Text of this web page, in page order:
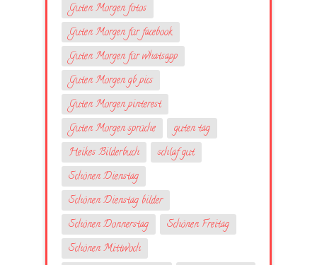
Guten Morgen fotos
Guten Morgen für facebook
Guten Morgen für whatsapp
Guten Morgen gb pics
Guten Morgen pinterest
Guten Morgen sprüche
guten tag
Heikes Bilderbuch
schlaf gut
Schönen Dienstag
Schönen Dienstag bilder
Schönen Donnerstag
Schönen Freitag
Schönen Mittwoch